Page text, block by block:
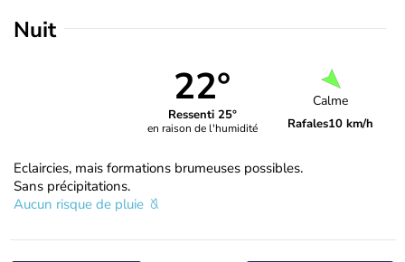
Nuit
22°
Ressenti 25°
en raison de l'humidité
Calme
Rafales10 km/h
Eclaircies, mais formations brumeuses possibles.
Sans précipitations.
Aucun risque de pluie